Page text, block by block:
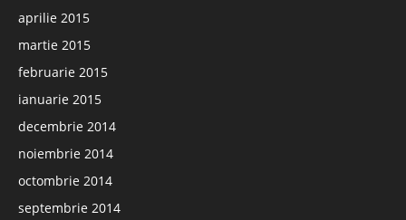
aprilie 2015
martie 2015
februarie 2015
ianuarie 2015
decembrie 2014
noiembrie 2014
octombrie 2014
septembrie 2014